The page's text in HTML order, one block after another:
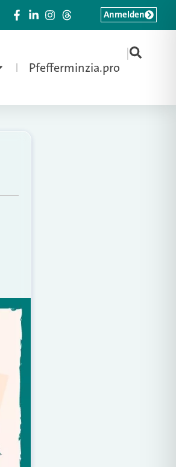
Pfefferminzia.pro
|
Anmelden